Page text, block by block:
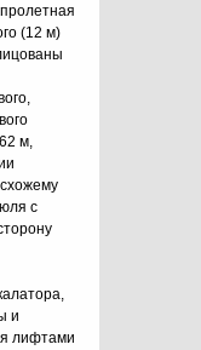
(12 м)
м,
с
и
лифтами